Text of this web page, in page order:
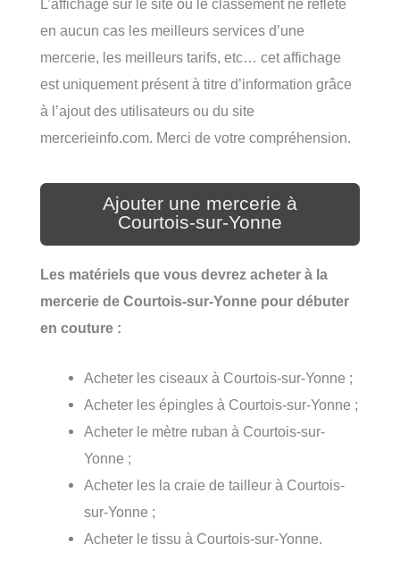
L’affichage sur le site ou le classement ne reflète
en aucun cas les meilleurs services d’une
mercerie, les meilleurs tarifs, etc… cet affichage
est uniquement présent à titre d’information grâce
à l’ajout des utilisateurs ou du site
mercerieinfo.com. Merci de votre compréhension.
Ajouter une mercerie à
Courtois-sur-Yonne
Les matériels que vous devrez acheter à la
mercerie de Courtois-sur-Yonne pour débuter
en couture :
Acheter les ciseaux à Courtois-sur-Yonne ;
Acheter les épingles à Courtois-sur-Yonne ;
Acheter le mètre ruban à Courtois-sur-
Yonne ;
Acheter les la craie de tailleur à Courtois-
sur-Yonne ;
Acheter le tissu à Courtois-sur-Yonne.